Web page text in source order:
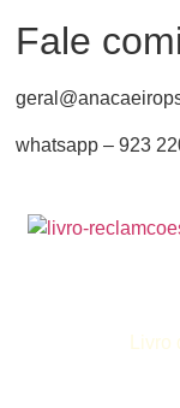
Fale
whatsapp – 923